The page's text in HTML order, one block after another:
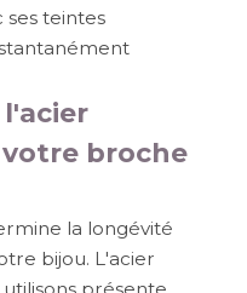
ses teintes
broche
la longévité
bijou. L'acier